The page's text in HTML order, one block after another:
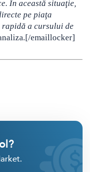
În această situaţie,
pe piaţa
a cursului de
.[/emaillocker]